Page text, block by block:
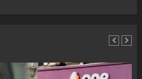
MARCH 27, 2025